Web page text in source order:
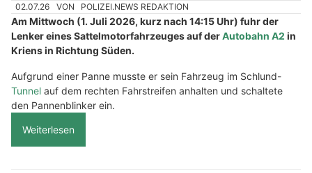
02.07.26 VON POLIZEI.NEWS REDAKTION
Am Mittwoch (1. Juli 2026, kurz nach 14:15 Uhr) fuhr der
Lenker eines Sattelmotorfahrzeuges auf derAutobahn A2 in
Kriens in Richtung Süden.
Aufgrund einer Panne musste er sein Fahrzeug im Schlund-
Tunnel auf dem rechten Fahrstreifen anhalten und schaltete
den Pannenblinker ein.
Weiterlesen